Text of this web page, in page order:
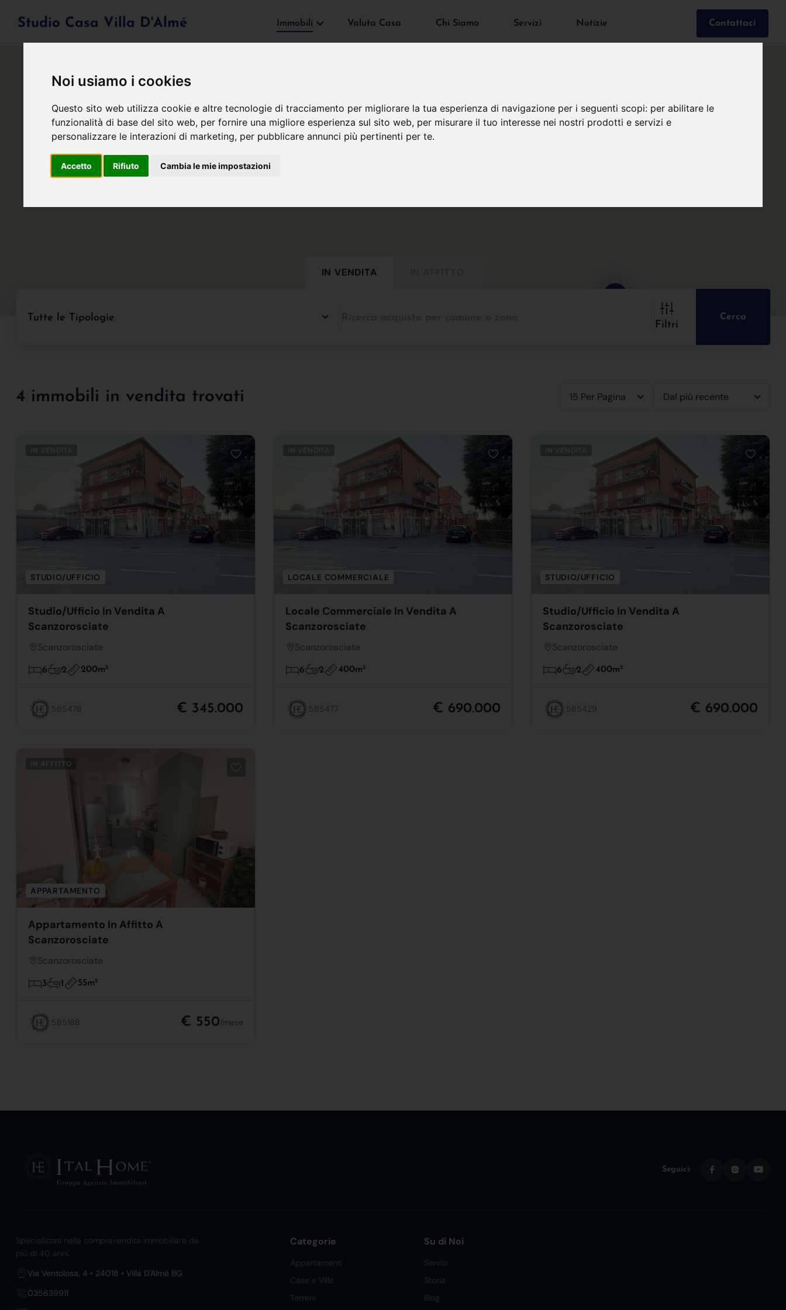
Noi usiamo i cookies
Questo sito web utilizza cookie e altre tecnologie di tracciamento per migliorare la tua esperienza di navigazione per i seguenti scopi: per abilitare le
funzionalità di base del sito web, per fornire una migliore esperienza sul sito web, per misurare il tuo interesse nei nostri prodotti e servizi e
personalizzare le interazioni di marketing, per pubblicare annunci più pertinenti per te.
Accetto Rifiuto Cambia le mie impostazioni
Studio Casa Villa D'Almé Immobili Valuta Casa Chi Siamo Servizi Notizie Contattaci
IN VENDITA
Tutte le Tipologie
Filtri
Cerca
4 immobili in vendita trovati 15 Per Pagina Dal più recente
IN VENDITA
STUDIO/UFFICIO
Studio/Ufficio In Vendita A
Scanzorosciate
Scanzorosciate
6 2 200m2
585478 € 345.000
IN VENDITA
LOCALE COMMERCIALE
Locale Commerciale In Vendita A
Scanzorosciate
Scanzorosciate
6 2 400m2
585477 € 690.000
IN VENDITA
STUDIO/UFFICIO
Studio/Ufficio In Vendita A
Scanzorosciate
Scanzorosciate
6 2 400m2
585429 € 690.000
IN AFFITTO
APPARTAMENTO
Appartamento In Affitto A
Scanzorosciate
Scanzorosciate
3 1 55m2
585188 € 550/mese
Seguici:
Specializzati nella compravendita immobiliare da
più di 40 anni.
Via Ventolosa, 4 • 24018 • Villa D'Almè BG
035639911
Categorie
Appartamenti
Case e Ville
Terreni
Su di Noi
Servizi
Storia
Blog